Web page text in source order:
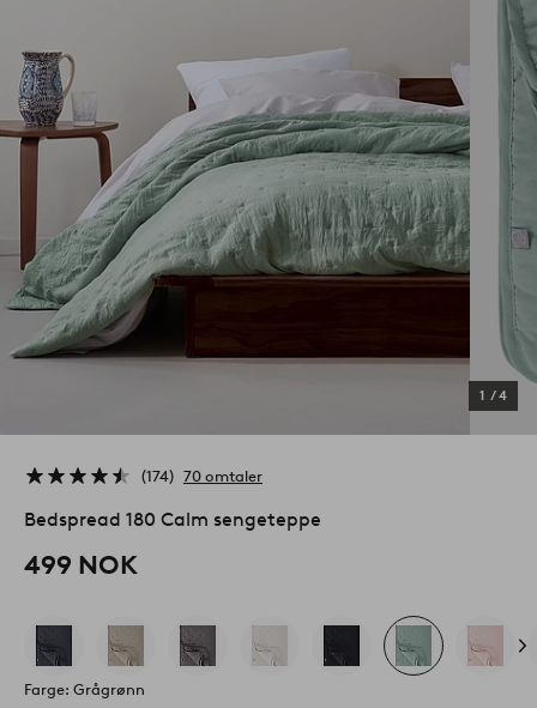
1 /4
174 70 omtaler
Bedspread 180 Calm sengeteppe
499 NOK
Farge: Grågrønn